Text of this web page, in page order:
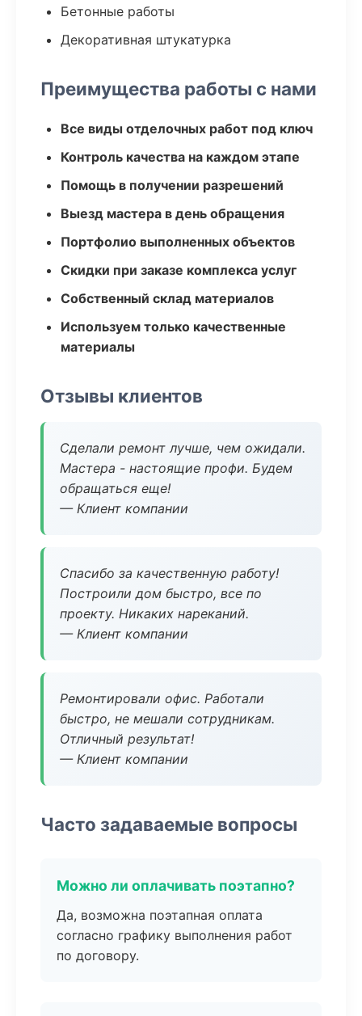
Бетонные работы
Декоративная штукатурка
Преимущества работы с нами
Все виды отделочных работ под ключ
Контроль качества на каждом этапе
Помощь в получении разрешений
Выезд мастера в день обращения
Портфолио выполненных объектов
Скидки при заказе комплекса услуг
Собственный склад материалов
Используем только качественные
материалы
Отзывы клиентов
Сделали ремонт лучше, чем ожидали.
Мастера - настоящие профи. Будем
обращаться еще!
— Клиент компании
Спасибо за качественную работу!
Построили дом быстро, все по
проекту. Никаких нареканий.
— Клиент компании
Ремонтировали офис. Работали
быстро, не мешали сотрудникам.
Отличный результат!
— Клиент компании
Часто задаваемые вопросы
Можно ли оплачивать поэтапно?
Да, возможна поэтапная оплата
согласно графику выполнения работ
по договору.